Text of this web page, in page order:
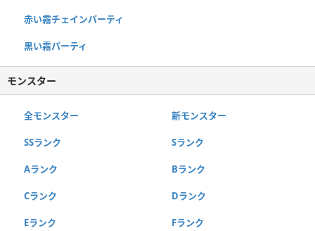
赤い霧チェインパーティ
黒い霧パーティ
モンスター
全モンスター 新モンスター
SSランク Sランク
Aランク Bランク
Cランク Dランク
Eランク Fランク